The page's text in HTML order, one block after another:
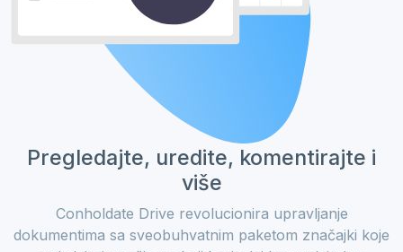
Pregledajte, uredite, komentirajte i
više
Conholdate Drive revolucionira upravljanje
dokumentima sa sveobuhvatnim paketom značajki koje